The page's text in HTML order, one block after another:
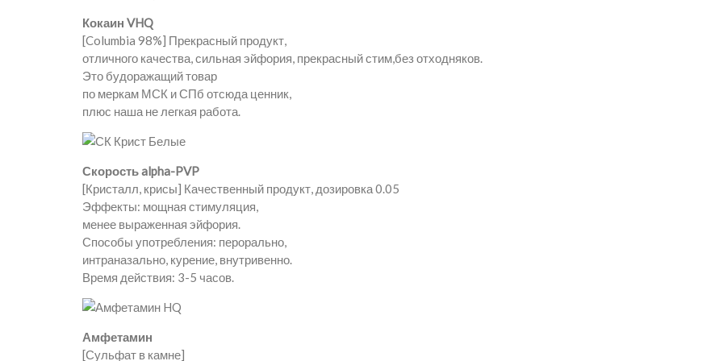
Кокаин VHQ
[Columbia 98%] Прекрасный продукт,
отличного качества, сильная эйфория, прекрасный стим,без отходняков.
Это будоражащий товар
по меркам МСК и СПб отсюда ценник,
плюс наша не легкая работа.
Скорость alpha-PVP
[Кристалл, крисы] Качественный продукт, дозировка 0.05
Эффекты: мощная стимуляция,
менее выраженная эйфория.
Способы употребления: перорально,
интраназально, курение, внутривенно.
Время действия: 3-5 часов.
Амфетамин
[Сульфат в камне]